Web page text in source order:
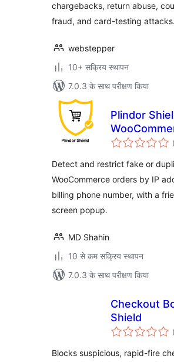
chargebacks, return abuse,
fraud, and card-testing attacks.
webstepper
10+ सक्रिय स्थापन
7.0.3 के साथ परीक्षण किया
Plindor
Detect and restrict fake or
WooCommerce orders by IP
billing phone number, with a
screen popup.
MD Shahin
10 से कम सक्रिय स्थापन
7.0.3 के साथ परीक्षण किया
Checkout
Shield
Blocks suspicious, rapid-fire